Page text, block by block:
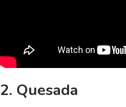
2. Quesada